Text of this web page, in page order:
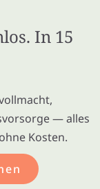
In 15
— alles
Kosten.